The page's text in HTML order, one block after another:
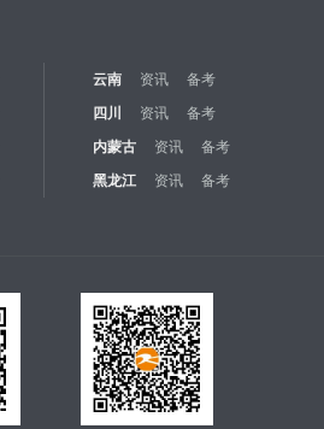
云南 资讯
备考
四川 资讯
备考
内蒙古 资讯
备考
黑龙江 资讯
备考